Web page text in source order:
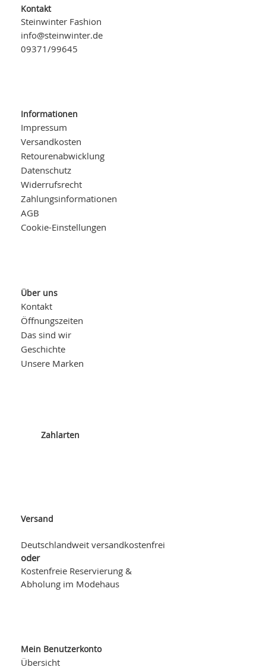
Kontakt
Steinwinter Fashion
info@steinwinter.de
09371/99645
Informationen
Impressum
Versandkosten
Retourenabwicklung
Datenschutz
Widerrufsrecht
Zahlungsinformationen
AGB
Cookie-Einstellungen
Über uns
Kontakt
Öffnungszeiten
Das sind wir
Geschichte
Unsere Marken
Zahlarten
Versand
Deutschlandweit versandkostenfrei
oder
Kostenfreie Reservierung &
Abholung im Modehaus
Mein Benutzerkonto
Übersicht